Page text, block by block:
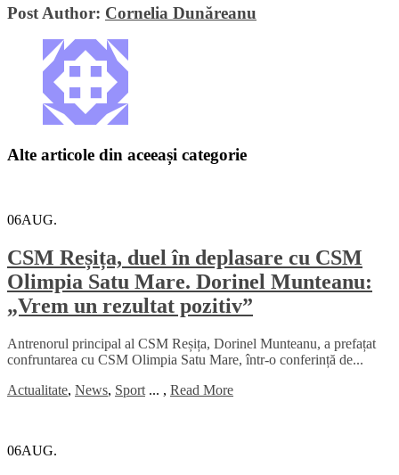
Post Author: Cornelia Dunăreanu
Alte articole din aceeași categorie
06AUG.
CSM Reșița, duel în deplasare cu CSM
Olimpia Satu Mare. Dorinel Munteanu:
„Vrem un rezultat pozitiv”
Antrenorul principal al CSM Reșița, Dorinel Munteanu, a prefațat
confruntarea cu CSM Olimpia Satu Mare, într-o conferință de...
Actualitate, News, Sport ... , Read More
06AUG.